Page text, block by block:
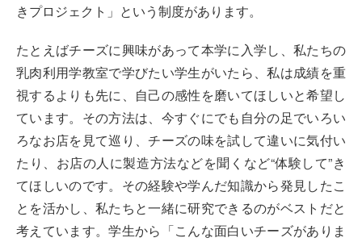
きプロジェクト」という制度があります。
たとえばチーズに興味があって本学に入学し、私たちの
乳肉利用学教室で学びたい学生がいたら、私は成績を重
視するよりも先に、自己の感性を磨いてほしいと希望し
ています。その方法は、今すぐにでも自分の足でいろい
ろなお店を見て巡り、チーズの味を試して違いに気付い
たり、お店の人に製造方法などを聞くなど“体験して”き
てほしいのです。その経験や学んだ知識から発見したこ
とを活かし、私たちと一緒に研究できるのがベストだと
考えています。学生から「こんな面白いチーズがありま